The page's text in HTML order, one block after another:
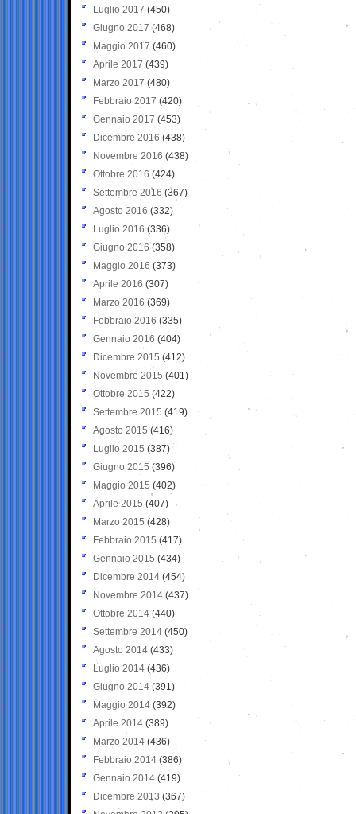
Luglio 2017 (450)
Giugno 2017 (468)
Maggio 2017 (460)
Aprile 2017 (439)
Marzo 2017 (480)
Febbraio 2017 (420)
Gennaio 2017 (453)
Dicembre 2016 (438)
Novembre 2016 (438)
Ottobre 2016 (424)
Settembre 2016 (367)
Agosto 2016 (332)
Luglio 2016 (336)
Giugno 2016 (358)
Maggio 2016 (373)
Aprile 2016 (307)
Marzo 2016 (369)
Febbraio 2016 (335)
Gennaio 2016 (404)
Dicembre 2015 (412)
Novembre 2015 (401)
Ottobre 2015 (422)
Settembre 2015 (419)
Agosto 2015 (416)
Luglio 2015 (387)
Giugno 2015 (396)
Maggio 2015 (402)
Aprile 2015 (407)
Marzo 2015 (428)
Febbraio 2015 (417)
Gennaio 2015 (434)
Dicembre 2014 (454)
Novembre 2014 (437)
Ottobre 2014 (440)
Settembre 2014 (450)
Agosto 2014 (433)
Luglio 2014 (436)
Giugno 2014 (391)
Maggio 2014 (392)
Aprile 2014 (389)
Marzo 2014 (436)
Febbraio 2014 (386)
Gennaio 2014 (419)
Dicembre 2013 (367)